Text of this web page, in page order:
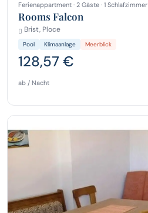
Ferienappartment · 2 Gäste · 1 Schlafzimmer
Rooms Falcon
Brist, Ploce
Pool Klimaanlage Meerblick
128,57 €
ab / Nacht